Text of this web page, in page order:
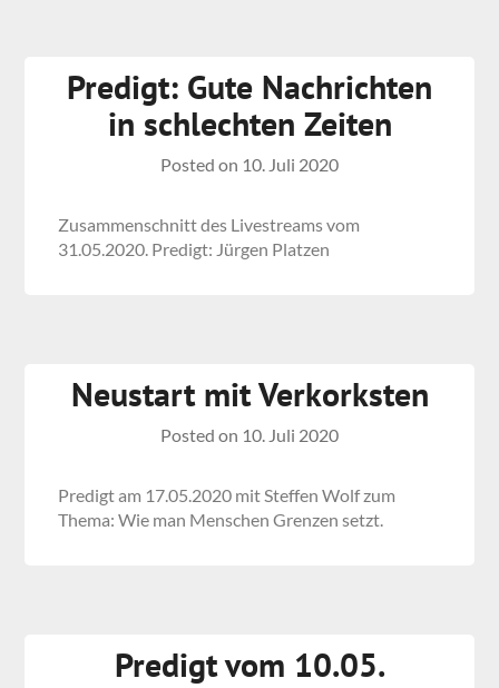
Predigt: Gute Nachrichten
in schlechten Zeiten
Posted on 10. Juli 2020
Zusammenschnitt des Livestreams vom
31.05.2020. Predigt: Jürgen Platzen
Neustart mit Verkorksten
Posted on 10. Juli 2020
Predigt am 17.05.2020 mit Steffen Wolf zum
Thema: Wie man Menschen Grenzen setzt.
Predigt vom 10.05.